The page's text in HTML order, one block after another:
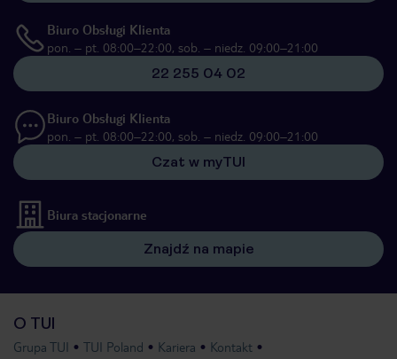
Biuro Obsługi Klienta
pon. – pt. 08:00–22:00, sob. – niedz. 09:00–21:00
22 255 04 02
Biuro Obsługi Klienta
pon. – pt. 08:00–22:00, sob. – niedz. 09:00–21:00
Czat w myTUI
Biura stacjonarne
Znajdź na mapie
O TUI
Grupa TUI TUI Poland Kariera
Kontakt